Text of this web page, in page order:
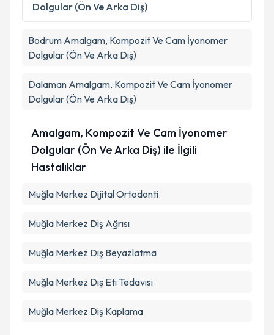
Dolgular (Ön Ve Arka Diş)
Bodrum Amalgam, Kompozit Ve Cam İyonomer
Dolgular (Ön Ve Arka Diş)
Dalaman Amalgam, Kompozit Ve Cam İyonomer
Dolgular (Ön Ve Arka Diş)
Amalgam, Kompozit Ve Cam İyonomer
Dolgular (Ön Ve Arka Diş) ile İlgili
Hastalıklar
Muğla Merkez Dijital Ortodonti
Muğla Merkez Diş Ağrısı
Muğla Merkez Diş Beyazlatma
Muğla Merkez Diş Eti Tedavisi
Muğla Merkez Diş Kaplama